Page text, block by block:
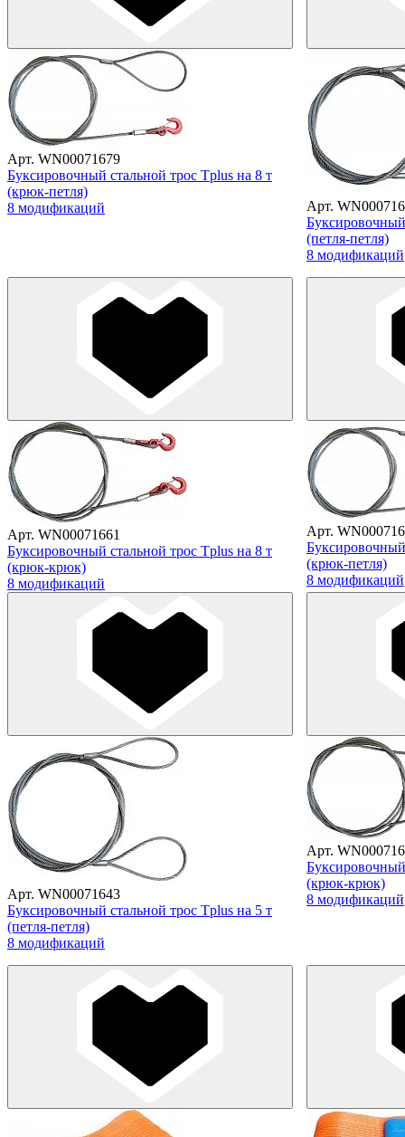
Арт. WN00071679
Буксировочный стальной трос Tplus на 8 т
(крюк-петля)
8 модификаций
Арт.
(петля-петля)
8 модификаций
Арт. WN00071661
Буксировочный стальной трос Tplus на 8 т
(крюк-крюк)
8 модификаций
Арт.
(крюк-петля)
8 модификаций
Арт. WN00071643
Буксировочный стальной трос Tplus на 5 т
(петля-петля)
8 модификаций
Арт.
(крюк-крюк)
8 модификаций